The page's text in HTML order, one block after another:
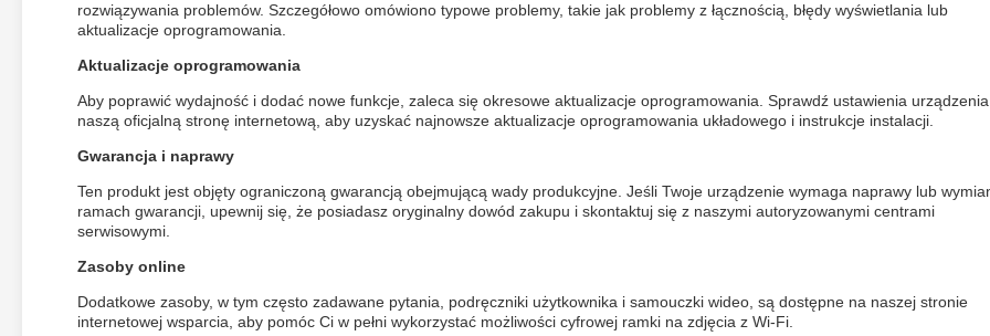
rozwiązywania problemów. Szczegółowo omówiono typowe problemy, takie jak problemy z łącznością, błędy wyświetlania lub
aktualizacje oprogramowania.
Aktualizacje oprogramowania
Aby poprawić wydajność i dodać nowe funkcje, zaleca się okresowe aktualizacje oprogramowania. Sprawdź ustawienia
naszą oficjalną stronę internetową, aby uzyskać najnowsze aktualizacje oprogramowania układowego i instrukcje instalacji.
Gwarancja i naprawy
Ten produkt jest objęty ograniczoną gwarancją obejmującą wady produkcyjne. Jeśli Twoje urządzenie wymaga naprawy lub
ramach gwarancji, upewnij się, że posiadasz oryginalny dowód zakupu i skontaktuj się z naszymi autoryzowanymi centrami
serwisowymi.
Zasoby online
Dodatkowe zasoby, w tym często zadawane pytania, podręczniki użytkownika i samouczki wideo, są dostępne na naszej stronie
internetowej wsparcia, aby pomóc Ci w pełni wykorzystać możliwości cyfrowej ramki na zdjęcia z Wi-Fi.